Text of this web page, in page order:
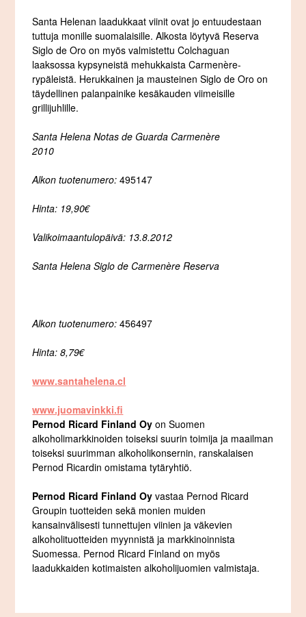
Santa Helenan laadukkaat viinit ovat jo entuudestaan
tuttuja monille suomalaisille. Alkosta löytyvä Reserva
Siglo de Oro on myös valmistettu Colchaguan
laaksossa kypsyneistä mehukkaista Carmenère-
rypäleistä. Herukkainen ja mausteinen Siglo de Oro on
täydellinen palanpainike kesäkauden viimeisille
grillijuhlille.
Santa Helena Notas de Guarda Carmenère
2010
Alkon tuotenumero:495147
Hinta: 19,90€
Valikoimaantulopäivä: 13.8.2012
Santa Helena Siglo de Carmenère Reserva
Alkon tuotenumero:456497
Hinta: 8,79€
www.santahelena.cl
www.juomavinkki.fi
Pernod Ricard Finland Oyon Suomen
alkoholimarkkinoiden toiseksi suurin toimija ja maailman
toiseksi suurimman alkoholikonsernin, ranskalaisen
Pernod Ricardin omistama tytäryhtiö.
Pernod Ricard Finland Oyvastaa Pernod Ricard
Groupin tuotteiden sekä monien muiden
kansainvälisesti tunnettujen viinien ja väkevien
alkoholituotteiden myynnistä ja markkinoinnista
Suomessa. Pernod Ricard Finland on myös
laadukkaiden kotimaisten alkoholijuomien valmistaja.